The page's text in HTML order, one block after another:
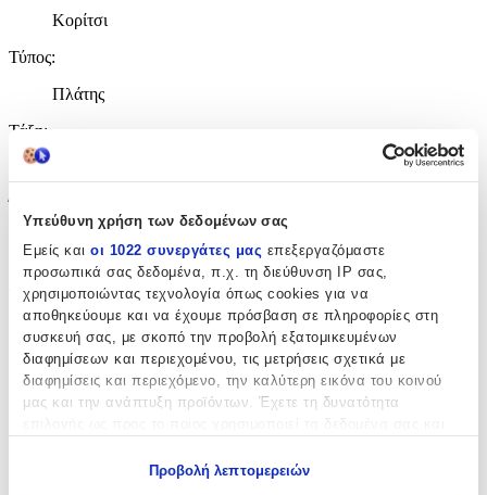
Υπεύθυνη χρήση των δεδομένων σας
Εμείς και οι 1022 συνεργάτες μας επεξεργαζόμαστε
προσωπικά σας δεδομένα, π.χ. τη διεύθυνση IP σας,
χρησιμοποιώντας τεχνολογία όπως cookies για να
αποθηκεύουμε και να έχουμε πρόσβαση σε πληροφορίες στη
συσκευή σας, με σκοπό την προβολή εξατομικευμένων
διαφημίσεων και περιεχομένου, τις μετρήσεις σχετικά με
διαφημίσεις και περιεχόμενο, την καλύτερη εικόνα του κοινού
μας και την ανάπτυξη προϊόντων. Έχετε τη δυνατότητα
Προβολή λεπτομερειών
Κορίτσι
Τύπος:
Πλάτης
Τάξη:
Ανατομική Πλάτη
Διαστάσεις
Μήκος:
32
cm